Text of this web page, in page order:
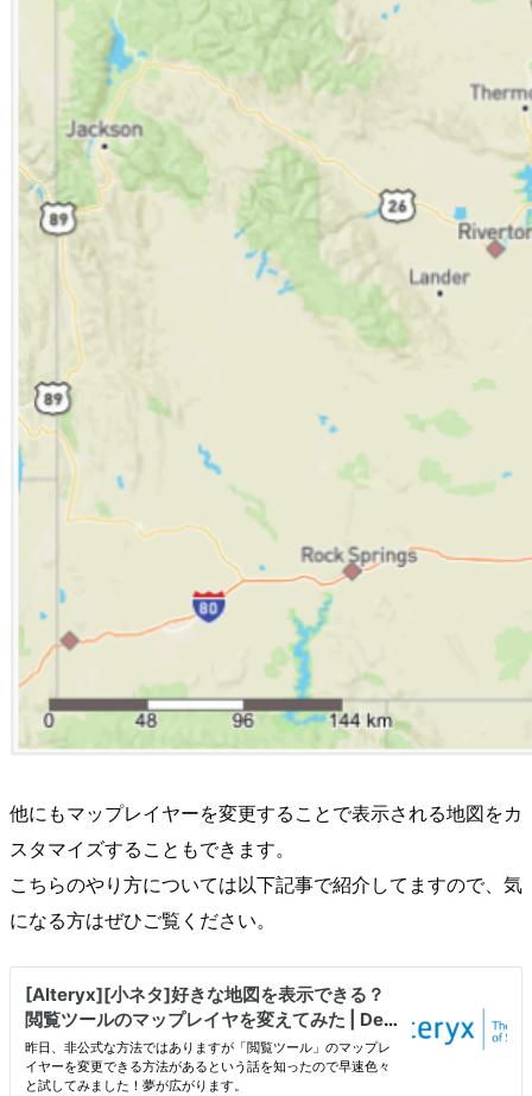
他にもマップレイヤーを変更することで表示される地図をカ
スタマイズすることもできます。
こちらのやり方については以下記事で紹介してますので、気
になる方はぜひご覧ください。